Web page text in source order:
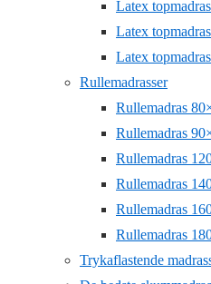
Latex
Latex
Latex
Rullemadrasser
Rullemadras
Rullemadras
Rullemadras
Rullemadras
Rullemadras
Rullemadras
Trykaflastende